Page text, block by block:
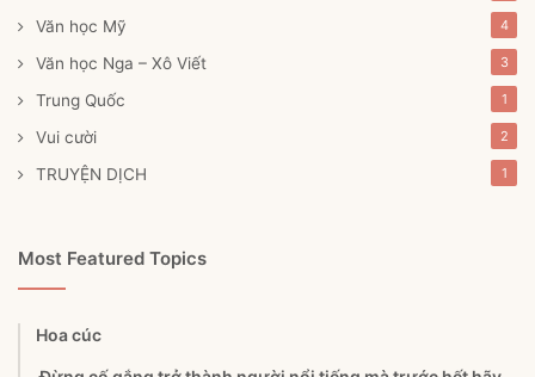
Văn học Mỹ 4
Văn học Nga – Xô Viết 3
Trung Quốc 1
Vui cười 2
TRUYỆN DỊCH 1
Most Featured Topics
Hoa cúc